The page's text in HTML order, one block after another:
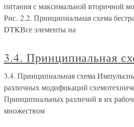
питания с максимальной вторичной
Рис. 2.2. Принципиальная схема
DTKВсе элементы на
3.4. Принципиальная
3.4. Принципиальная схема
различных модификаций
Принципиальных различий в их
множеством